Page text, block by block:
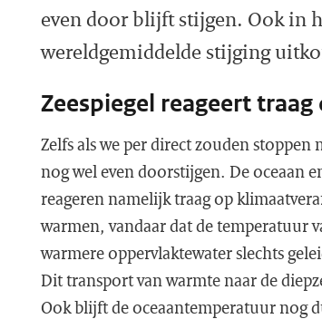
even door blijft stijgen. Ook in
wereldgemiddelde stijging
Zeespiegel reageert
Zelfs als we per direct zouden
nog wel even doorstijgen. De oceaan
reageren namelijk traag op
warmen, vandaar dat de temperatuur
warmere oppervlaktewater slechts
Dit transport van warmte naar de
Ook blijft de oceaantemperatuur nog